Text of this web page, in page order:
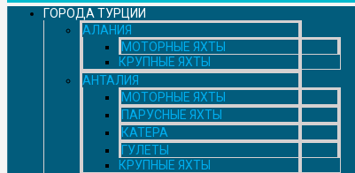
ГОРОДА ТУРЦИИ
АЛАНИЯ
МОТОРНЫЕ ЯХТЫ
КРУПНЫЕ ЯХТЫ
АНТАЛИЯ
МОТОРНЫЕ ЯХТЫ
ПАРУСНЫЕ ЯХТЫ
КАТЕРА
ГУЛЕТЫ
КРУПНЫЕ ЯХТЫ